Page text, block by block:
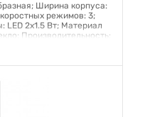
Ширина корпуса:
режимов: 3;
2х1.5 Вт; Материал
Производительность: